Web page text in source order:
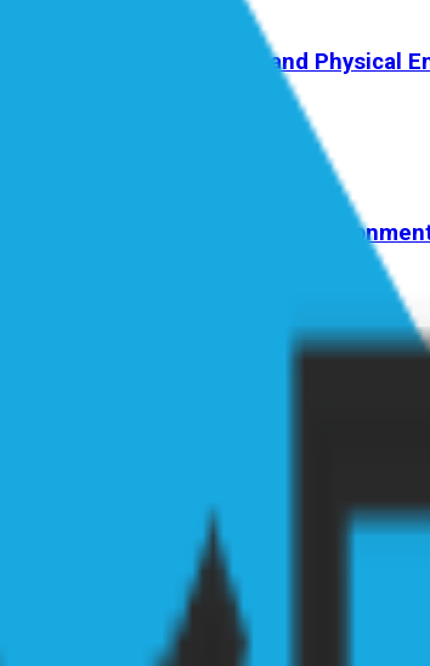
Bridging the Digital and Physical
Tangibles in Blended Play
Conference